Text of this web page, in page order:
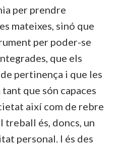
per prendre
mateixes, sinó que
per poder-se
que els
pertinença i que les
que són capaces
així com de rebre
treball és, doncs, un
personal. I és des